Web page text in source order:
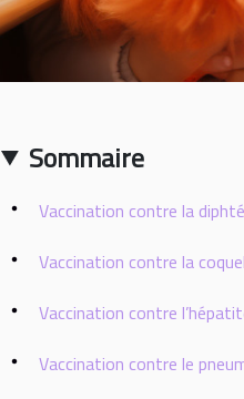
Sommaire
Vaccination contre la
Vaccination contre la
Vaccination contre
Vaccination contre le